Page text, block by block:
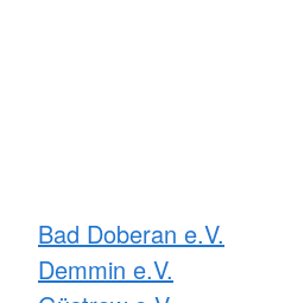
Bad Doberan e.V.
Demmin e.V.